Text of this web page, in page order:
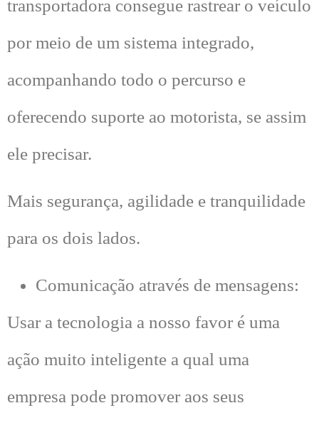
transportadora consegue rastrear o veículo
por meio de um sistema integrado,
acompanhando todo o percurso e
oferecendo suporte ao motorista, se assim
ele precisar.
Mais segurança, agilidade e tranquilidade
para os dois lados.
Comunicação através de mensagens:
Usar a tecnologia a nosso favor é uma
ação muito inteligente a qual uma
empresa pode promover aos seus